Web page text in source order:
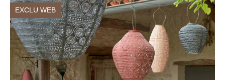
EXCLU WEB